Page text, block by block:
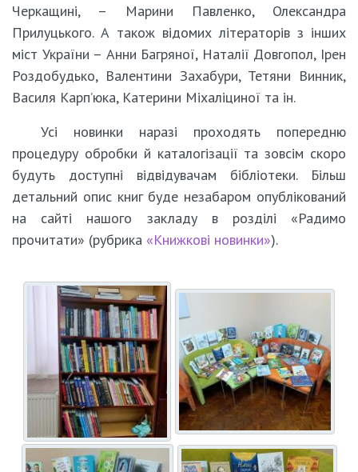
Черкащині, – Марини Павленко, Олександра
Прилуцького. А також відомих літераторів з інших
міст України – Анни Багряної, Наталії Довгопол, Ірен
Роздобудько, Валентини Захабури, Тетяни Винник,
Василя Карп’юка, Катерини Міхаліциної та ін.
Усі новинки наразі проходять попередню
процедуру обробки й каталогізації та зовсім скоро
будуть доступні відвідувачам бібліотеки. Більш
детальний опис книг буде незабаром опублікований
на сайті нашого закладу в розділі «Радимо
прочитати» (рубрика «Книжкові новинки»).